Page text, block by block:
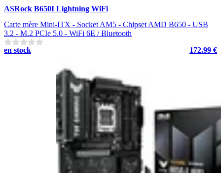
ASRock B650I Lightning WiFi
Carte mère Mini-ITX - Socket AM5 - Chipset AMD B650 - USB
3.2 - M.2 PCIe 5.0 - WiFi 6E / Bluetooth
en stock
172.99 €